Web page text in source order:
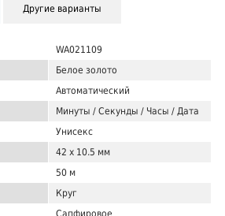
Другие варианты
WA021109
Белое золото
Автоматический
Минуты / Секунды / Часы / Дата
Унисекс
42 х 10.5 мм
50 м
Круг
Сапфировое